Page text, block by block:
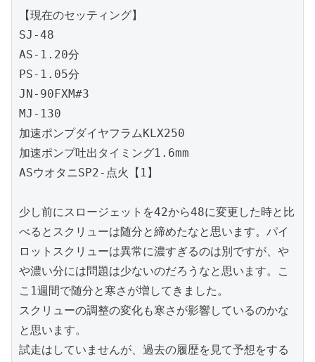
【現在のセッティング】
SJ-48
AS-1.20分
PS-1.05分
JN-90FXM#3
MJ-130
加速ポンプダイヤフラムKLX250
加速ポンプ吐出タイミング1.6mm
ASウオタニSP2-点火【1】
少し前にスロージェットを42から48に変更した時と比
べるとスクリューは随分と締めたなと思います。パイ
ロットスクリューは異常に濃すぎるのは別ですが、や
や濃い分には問題は少ないのだろうなと思います。こ
こ1週間で随分と寒さが増してきました。
スクリューの調整の変化も寒さが影響しているのかな
と思います。
試走はしていませんが、過去の履歴を見て予想をする